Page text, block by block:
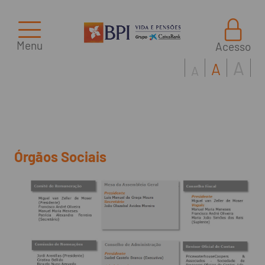
Menu Acesso
A A A
Órgãos Sociais